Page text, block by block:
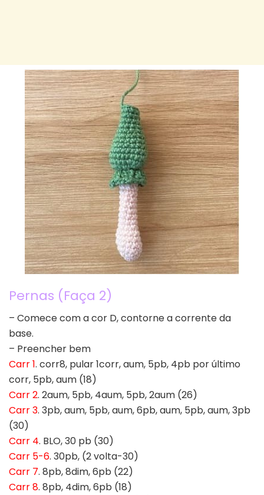
Pernas (Faça 2)
– Comece com a cor D, contorne a corrente da
base.
– Preencher bem
Carr 1. corr8, pular 1corr, aum, 5pb, 4pb por último
corr, 5pb, aum (18)
Carr 2. 2aum, 5pb, 4aum, 5pb, 2aum (26)
Carr 3. 3pb, aum, 5pb, aum, 6pb, aum, 5pb, aum, 3pb
(30)
Carr 4. BLO, 30 pb (30)
Carr 5-6. 30pb, (2 volta-30)
Carr 7. 8pb, 8dim, 6pb (22)
Carr 8. 8pb, 4dim, 6pb (18)